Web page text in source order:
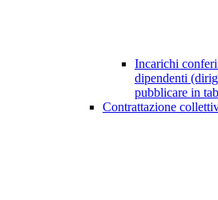
Incarichi
dipendenti
pubblicare in
Contrattazione